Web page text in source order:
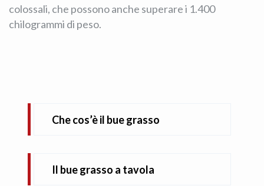
colossali, che possono anche superare i 1.400
chilogrammi di peso.
Che cos’è il bue grasso
Il bue grasso a tavola